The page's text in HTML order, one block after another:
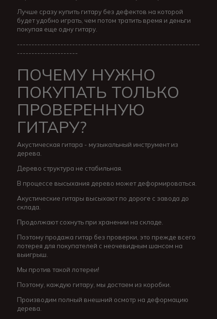
Лучше сразу купить гитару без дефектов на которой
будет удобно играть, чем потом тратить время и деньги
покупая еще одну гитару.
---------------------------------------------------------------
---------------------
ПОЧЕМУ НУЖНО
ПОКУПАТЬ ТОЛЬКО
ПРОВЕРЕННУЮ
ГИТАРУ?
Акустическая гитара - музыкальный инструмент из
дерева.
Дерево структура не стабильная.
В процессе высыхания дерево может деформироваться.
Акустические гитары высыхают по дороге с завода до
склада.
Продолжают сохнуть при хранении на складе.
Поэтому продажа гитар без проверки, это прежде всего
лотерея для покупателей с неочевидным шансом на
выигрыш.
Мы против такой лотереи!
Поэтому, каждую гитару, мы достаем из коробки.
Производим полный внешний осмотр на деформацию
дерева.